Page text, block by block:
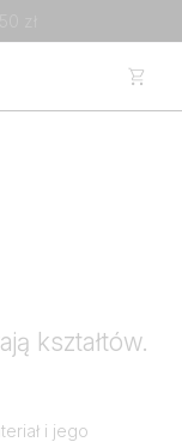
kształtów.
i jego